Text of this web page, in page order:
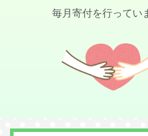
毎月寄付を行ってい